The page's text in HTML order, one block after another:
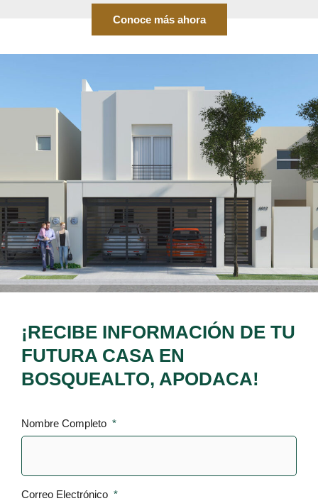
Conoce más ahora
¡RECIBE INFORMACIÓN DE TU
FUTURA CASA EN
BOSQUEALTO, APODACA!
Nombre Completo *
Correo Electrónico *